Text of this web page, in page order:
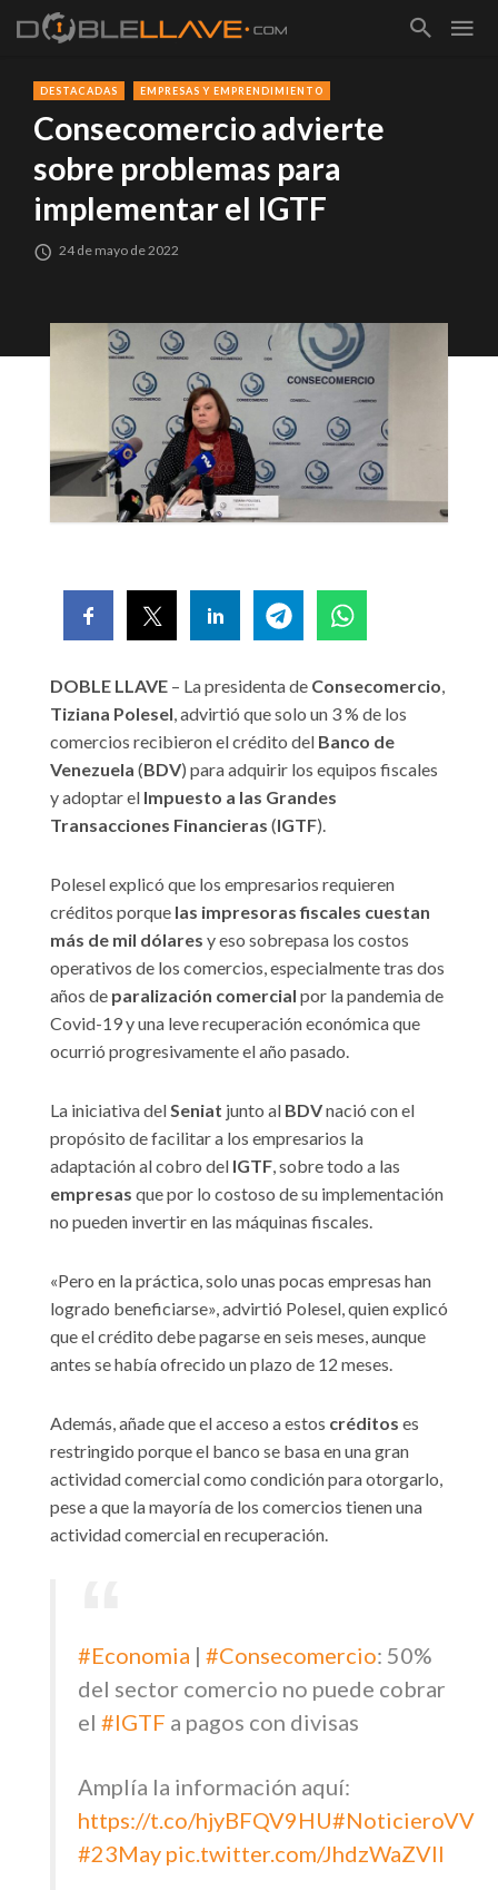
DESTACADAS EMPRESAS Y EMPRENDIMIENTO
Consecomercio advierte
sobre problemas para
implementar el IGTF
24 de mayo de 2022
DOBLE LLAVE – La presidenta de Consecomercio,
Tiziana Polesel, advirtió que solo un 3 % de los
comercios recibieron el crédito del Banco de
Venezuela (BDV) para adquirir los equipos fiscales
y adoptar el Impuesto a las Grandes
Transacciones Financieras (IGTF).
Polesel explicó que los empresarios requieren
créditos porque las impresoras fiscales cuestan
más de mil dólares y eso sobrepasa los costos
operativos de los comercios, especialmente tras dos
años de paralización comercial por la pandemia de
Covid-19 y una leve recuperación económica que
ocurrió progresivamente el año pasado.
La iniciativa delSeniat junto al BDVnació con el
propósito de facilitar a los empresarios la
adaptación al cobro del IGTF, sobre todo a las
empresas que por lo costoso de su implementación
no pueden invertir en las máquinas fiscales.
«Pero en la práctica, solo unas pocas empresas han
logrado beneficiarse», advirtió Polesel, quien explicó
que el crédito debe pagarse en seis meses, aunque
antes se había ofrecido un plazo de 12 meses.
Además, añade que el acceso a estos créditos es
restringido porque el banco se basa en una gran
actividad comercial como condición para otorgarlo,
pese a que la mayoría de los comercios tienen una
actividad comercial en recuperación.
#Economia | #Consecomercio: 50%
del sector comercio no puede cobrar
el #IGTF a pagos con divisas
Amplía la información aquí:
https://t.co/hjyBFQV9HU#NoticieroVV
#23May pic.twitter.com/JhdzWaZVlI